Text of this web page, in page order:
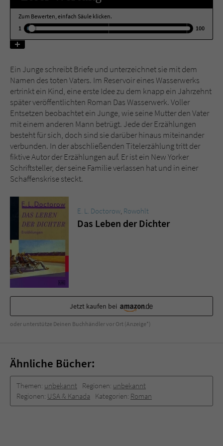
Zum Bewerten, einfach Säule klicken.
1
100
Ein Junge schreibt Briefe und unterzeichnet sie mit dem
Namen des toten Vaters. Im Reservoir eines Wasserwerks
ertrinkt ein Kind, eine erste Idee zu dem knapp ein Jahrzehnt
später veröffentlichten Roman Das Wasserwerk. Voller
Entsetzen beobachtet ein Junge, wie seine Mutter den Vater
mit einem anderen Mann betrügt. Jede der Erzählungen
besteht für sich, doch sind sie darüber hinaus miteinander
verbunden. In der abschließenden Titelerzählung tritt der
fiktive Autor der Erzählungen auf. Er ist ein New Yorker
Schriftsteller, der seine Familie verlassen hat und in einer
Schaffenskrise steckt.
E. L. Doctorow, Rowohlt
Das Leben der Dichter
Jetzt kaufen bei
oder unterstütze Deinen Buchhändler vor Ort (Anzeige*)
Ähnliche Bücher:
Themen: unbekannt Regionen: unbekannt
Regionen: USA & Kanada Kategorien: Roman
Name tx_pwcomments_ahash
Anbieter
Laufzeit 1 Jahr
Zweck Cookie für Kommentare einzelner Buchtitel
Name fe_typo_user
Anbieter Literatur-Couch Medien GmbH & Co. KG
Laufzeit Session
Zweck
Benutzer. Es wird benötigt um z. B. den
Sicherheitscode des Kontaktformulars zu